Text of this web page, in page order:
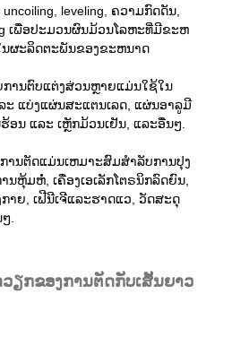
leveling, ຄວາມກົດດັນ,
ເພື່ອປະມວນຜົນມ້ວນໂລຫະທີ່ມີຂະຫ
ນຜະລິດຕະພັນຂອງຂະຫນາດ
ານຕົບແຕ່ງສ່ວນຫຼາຍແມ່ນໃຊ້ໃນ
ະ ແບ່ງແຜ່ນສະແຕນເລດ, ແຜ່ນອາລູມີ
ອນ ແລະ ເຫຼັກມ້ວນເຢັນ, ແລະອື່ນໆ.
ານຕັດແມ່ນເຫມາະສົມສໍາລັບການປຸງ
ຫຸ້ມຫໍ່, ເຄື່ອງເອເລັກໂຕຣນິກລົດຍົນ,
າຍ, ເຟີນີເຈີແລະຮາດແວ, ວັດສະດຸ
.
ຽກຂອງການຕັດກັບເສັ້ນຍາວ